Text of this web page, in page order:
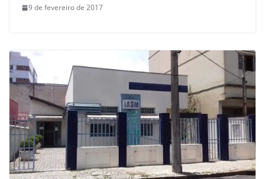
9 de fevereiro de 2017